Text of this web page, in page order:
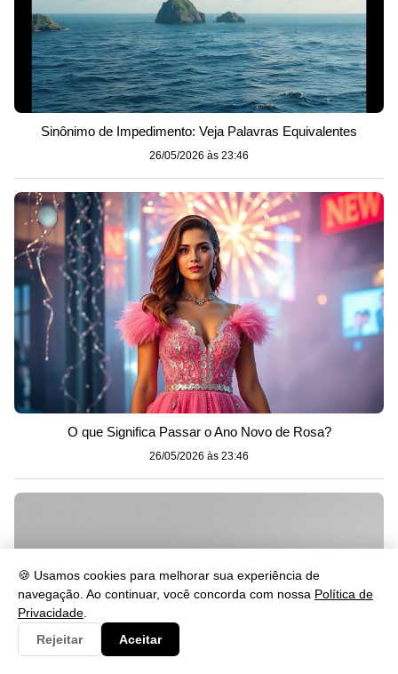
🍪 Usamos cookies para melhorar sua experiência de
navegação. Ao continuar, você concorda com nossa Política de
Privacidade
Rejeitar
Aceitar
Sinônimo de Impedimento: Veja Palavras Equivalentes
26/05/2026 às 23:46
O que Significa Passar o Ano Novo de Rosa?
26/05/2026 às 23:46